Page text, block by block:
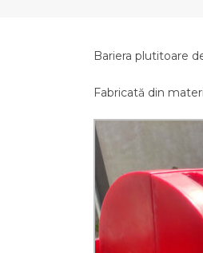
Bariera plutitoare
Fabricată din